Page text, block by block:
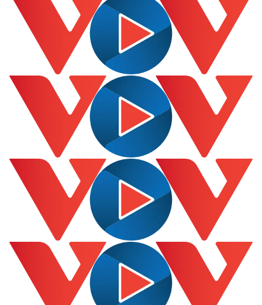
Quan sát
Cuộc sống đó đây
Hồ sơ
Video
E-Magazine
Infographic